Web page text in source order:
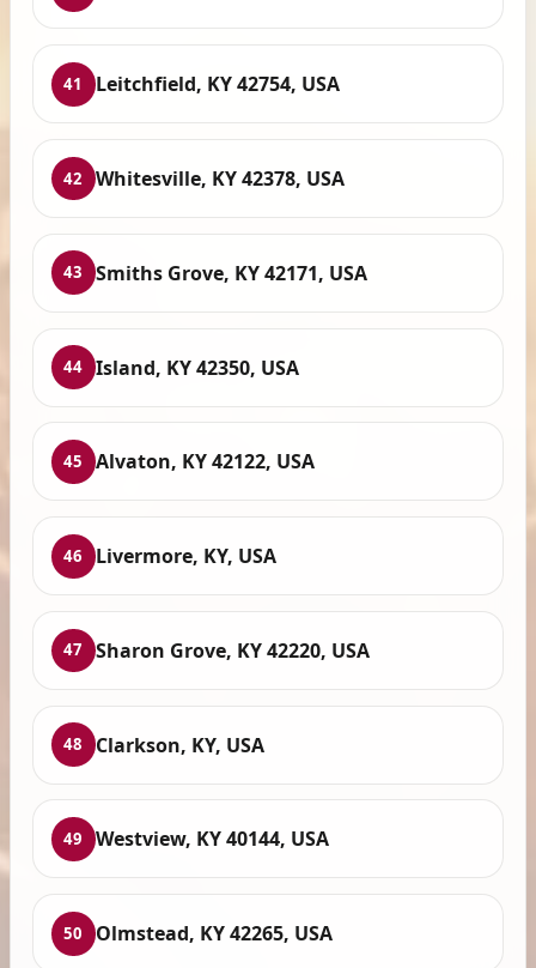
41 Leitchfield, KY 42754, USA
42 Whitesville, KY 42378, USA
43 Smiths Grove, KY 42171, USA
44 Island, KY 42350, USA
45 Alvaton, KY 42122, USA
46 Livermore, KY, USA
47 Sharon Grove, KY 42220, USA
48 Clarkson, KY, USA
49 Westview, KY 40144, USA
50 Olmstead, KY 42265, USA